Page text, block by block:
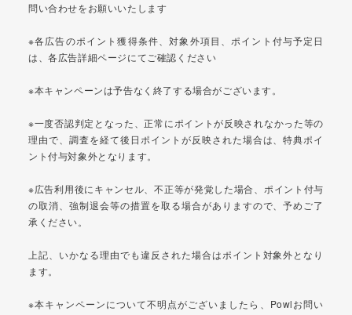
問い合わせをお願いいたします
※各広告のポイント獲得条件、対象外項目、ポイント付与予定日
は、各広告詳細ページにてご確認ください
※本キャンペーンは予告なく終了する場合がございます。
※一度否認判定となった、正常にポイントが反映されなかった等の
理由で、調査を経て後日ポイントが反映された場合は、特典ポイ
ント付与対象外となります。
※広告利用後にキャンセル、不正等が発覚した場合、ポイント付与
の取消、強制退会等の措置を取る場合がありますので、予めご了
承ください。
上記、いかなる理由でも違反された場合はポイント対象外となり
ます。
※本キャンペーンについて不明点がございましたら、Powlお問い